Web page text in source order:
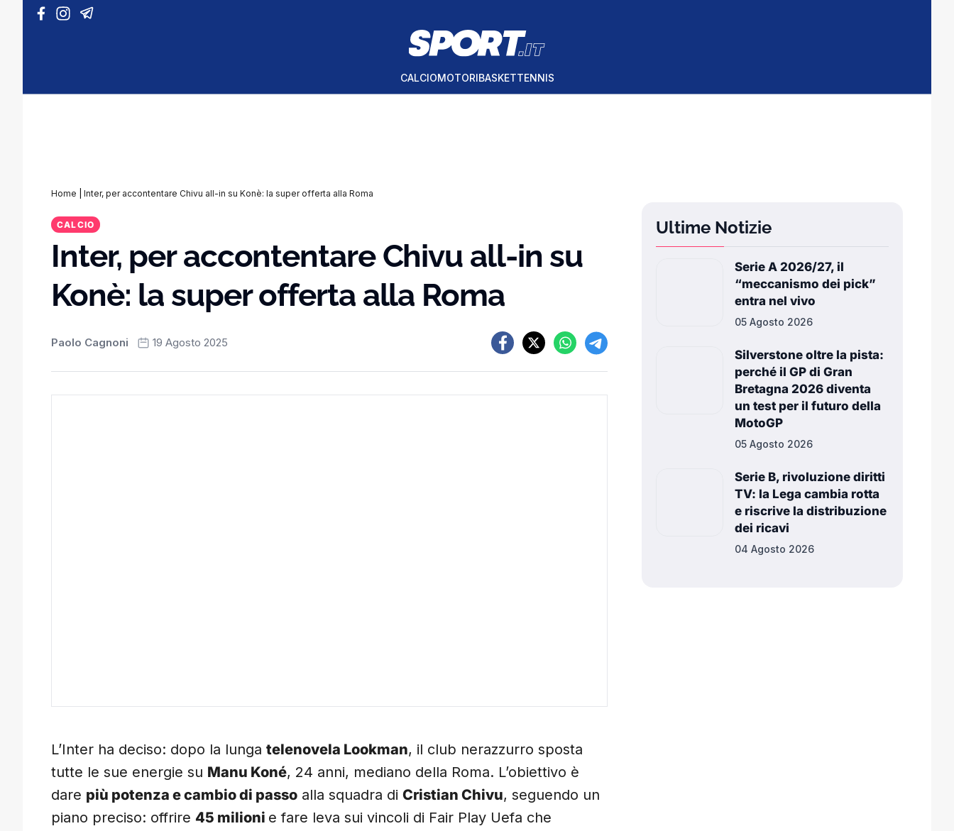
Vai al contenuto
CALCIOMOTORIBASKETTENNIS
Home Inter, per accontentare Chivu all-in su Konè: la super offerta alla Roma
CALCIO
Inter, per accontentare Chivu all-in su
Konè: la super offerta alla Roma
Paolo Cagnoni 19 Agosto 2025
L’Inter ha deciso: dopo la lunga telenovela Lookman, il club nerazzurro sposta
tutte le sue energie su Manu Koné, 24 anni, mediano della Roma. L’obiettivo è
dare più potenza e cambio di passo alla squadra di Cristian Chivu, seguendo un
piano preciso: offrire 45 milioni e fare leva sui vincoli di Fair Play Uefa che
Ultime Notizie
Serie A 2026/27, il
“meccanismo dei pick”
entra nel vivo
05 Agosto 2026
Silverstone oltre la pista:
perché il GP di Gran
Bretagna 2026 diventa
un test per il futuro della
MotoGP
05 Agosto 2026
Serie B, rivoluzione diritti
TV: la Lega cambia rotta
e riscrive la distribuzione
dei ricavi
04 Agosto 2026